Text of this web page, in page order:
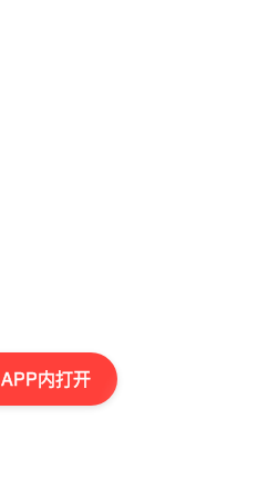
APP内打开